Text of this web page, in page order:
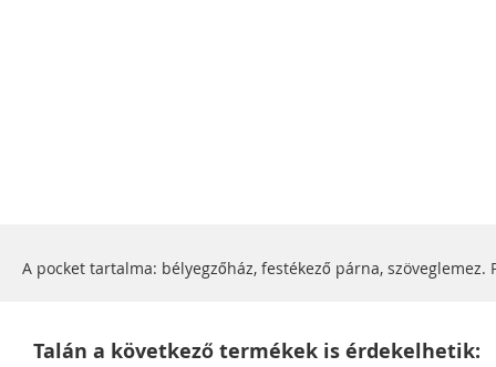
A pocket tartalma: bélyegzőház, festékező párna,
Talán a következő termékek is érdekelhetik: